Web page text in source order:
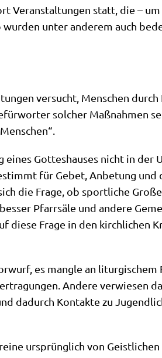
Ver­an­stal­tun­gen statt, die –
unter ande­rem auch
ver­sucht, Men­schen
sol­cher Maß­nah­men
Got­tes­hau­ses nicht in der
für Gebet, Anbe­tung
die Fra­ge, ob sport­li­che
Pfarr­sä­le und ande­re
Fra­ge in den kirch­li­chen
es mang­le an
Ande­re ver­wie­sen
dadurch Kon­tak­te zu
ursprüng­lich von